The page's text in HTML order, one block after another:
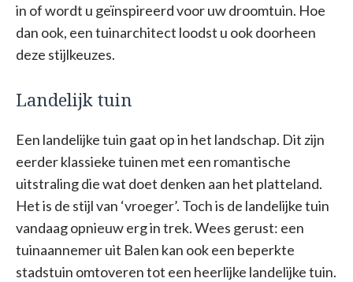
in of wordt u geïnspireerd voor uw droomtuin. Hoe
dan ook, een tuinarchitect loodst u ook doorheen
deze stijlkeuzes.
Landelijk tuin
Een landelijke tuin gaat op in het landschap. Dit zijn
eerder klassieke tuinen met een romantische
uitstraling die wat doet denken aan het platteland.
Het is de stijl van ‘vroeger’. Toch is de landelijke tuin
vandaag opnieuw erg in trek. Wees gerust: een
tuinaannemer uit Balen kan ook een beperkte
stadstuin omtoveren tot een heerlijke landelijke tuin.